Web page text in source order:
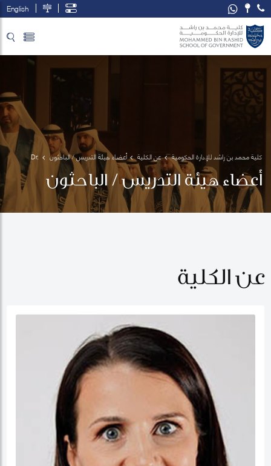
English
كلية محمد بن راشد للإدارة الحكومية عن الكلية أعضاء هيئة التدريس / الباحثون
Dr.
Yulia
Aray
أعضاء هيئة التدريس / الباحثون
عن الكلية